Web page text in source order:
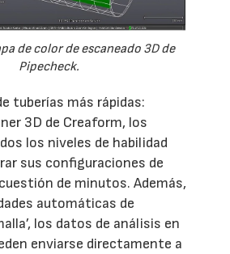
de color de escaneado 3D de
Pipecheck.
tuberías más rápidas:
3D de Creaform, los
los niveles de habilidad
sus configuraciones de
de minutos. Además,
automáticas de
los datos de análisis en
enviarse directamente a